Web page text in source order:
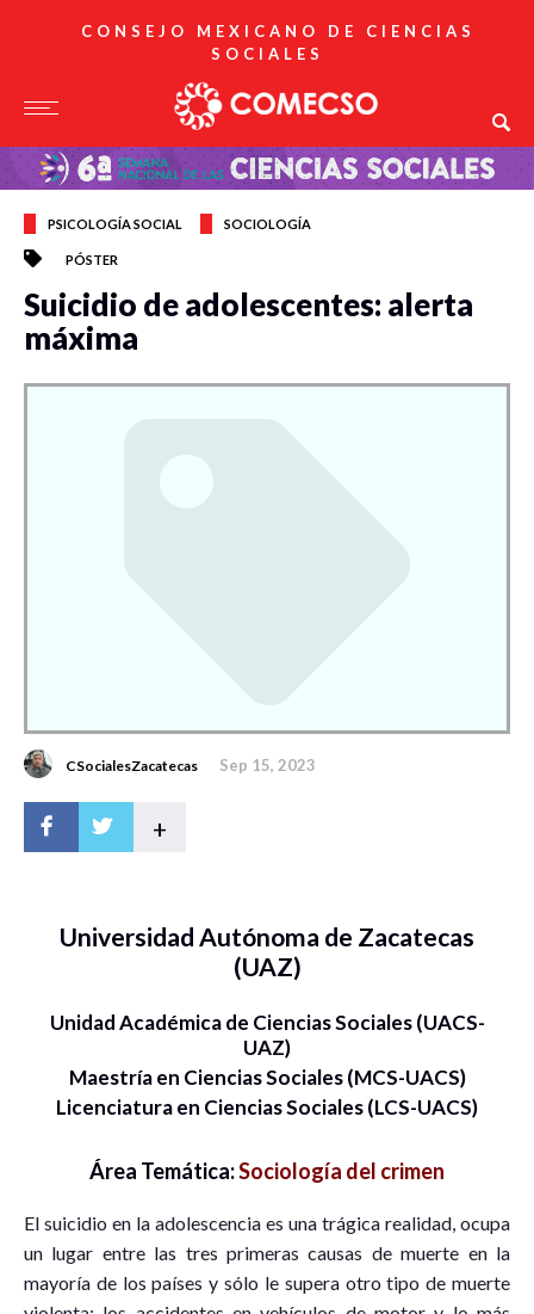
CONSEJO MEXICANO DE CIENCIAS
SOCIALES
PSICOLOGÍA SOCIAL SOCIOLOGÍA
PÓSTER
Suicidio de adolescentes: alerta
máxima
CSocialesZacatecas Sep 15, 2023
+
Universidad Autónoma de Zacatecas
(UAZ)
Unidad Académica de Ciencias Sociales (UACS-
UAZ)
Maestría en Ciencias Sociales (MCS-UACS)
Licenciatura en Ciencias Sociales (LCS-UACS)
Área Temática:Sociología del crimen
El suicidio en la adolescencia es una trágica realidad, ocupa
un lugar entre las tres primeras causas de muerte en la
mayoría de los países y sólo le supera otro tipo de muerte